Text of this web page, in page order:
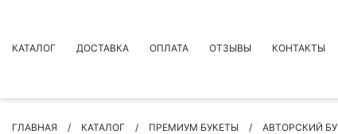
КАТАЛОГ ДОСТАВКА ОПЛАТА ОТЗЫВЫ КОНТАКТЫ
ГЛАВНАЯ КАТАЛОГ ПРЕМИУМ БУКЕТЫ АВТОРСКИЙ